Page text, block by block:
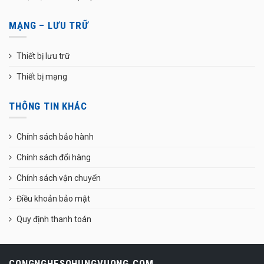
MẠNG – LƯU TRỮ
Thiết bị lưu trữ
Thiết bị mạng
THÔNG TIN KHÁC
Chính sách bảo hành
Chính sách đổi hàng
Chính sách vận chuyển
Điều khoản bảo mật
Quy định thanh toán